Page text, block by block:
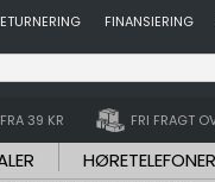
FINANSIERING
39 KR FRI FRAGT
HØRETELEFONER